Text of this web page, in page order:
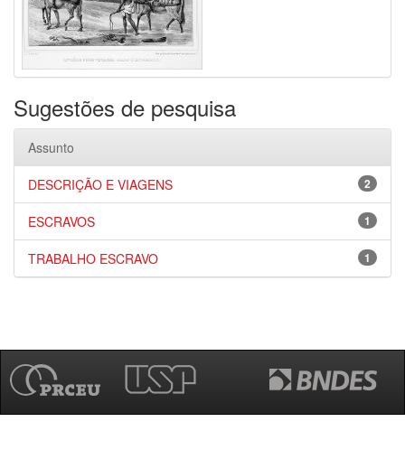
Sugestões de pesquisa
Assunto
2
DESCRIÇÃO E VIAGENS
1
ESCRAVOS
1
TRABALHO ESCRAVO